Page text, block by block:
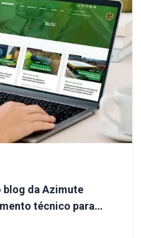
blog da Azimute
técnico para
em infraestrutura